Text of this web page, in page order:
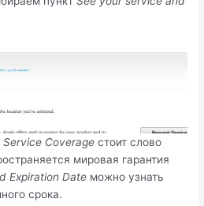
Service Coverage стоит слово
мировая гарантия
Expiration Date можно узнать
срока.